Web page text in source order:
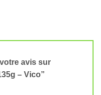
avis sur
– Vico”